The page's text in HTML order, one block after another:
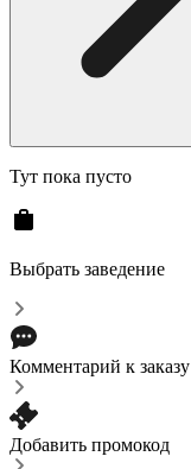
Тут пока пусто
Выбрать заведение
Комментарий к заказу
Добавить промокод